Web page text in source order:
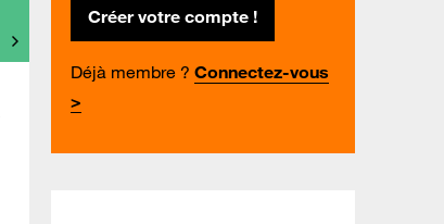
Créer votre compte !
Déjà membre ? Connectez-vous
>